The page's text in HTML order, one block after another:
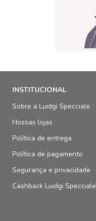
INSTITUCIONAL
Sobre a Luidgi Specciale
Nossas lojas
Política de entrega
Política de pagamento
Segurança e privacidade
Cashback Luidgi Specciale